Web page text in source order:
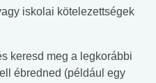
iskolai kötelezettségek
keresd meg a legkorábbi
ébredned (például egy